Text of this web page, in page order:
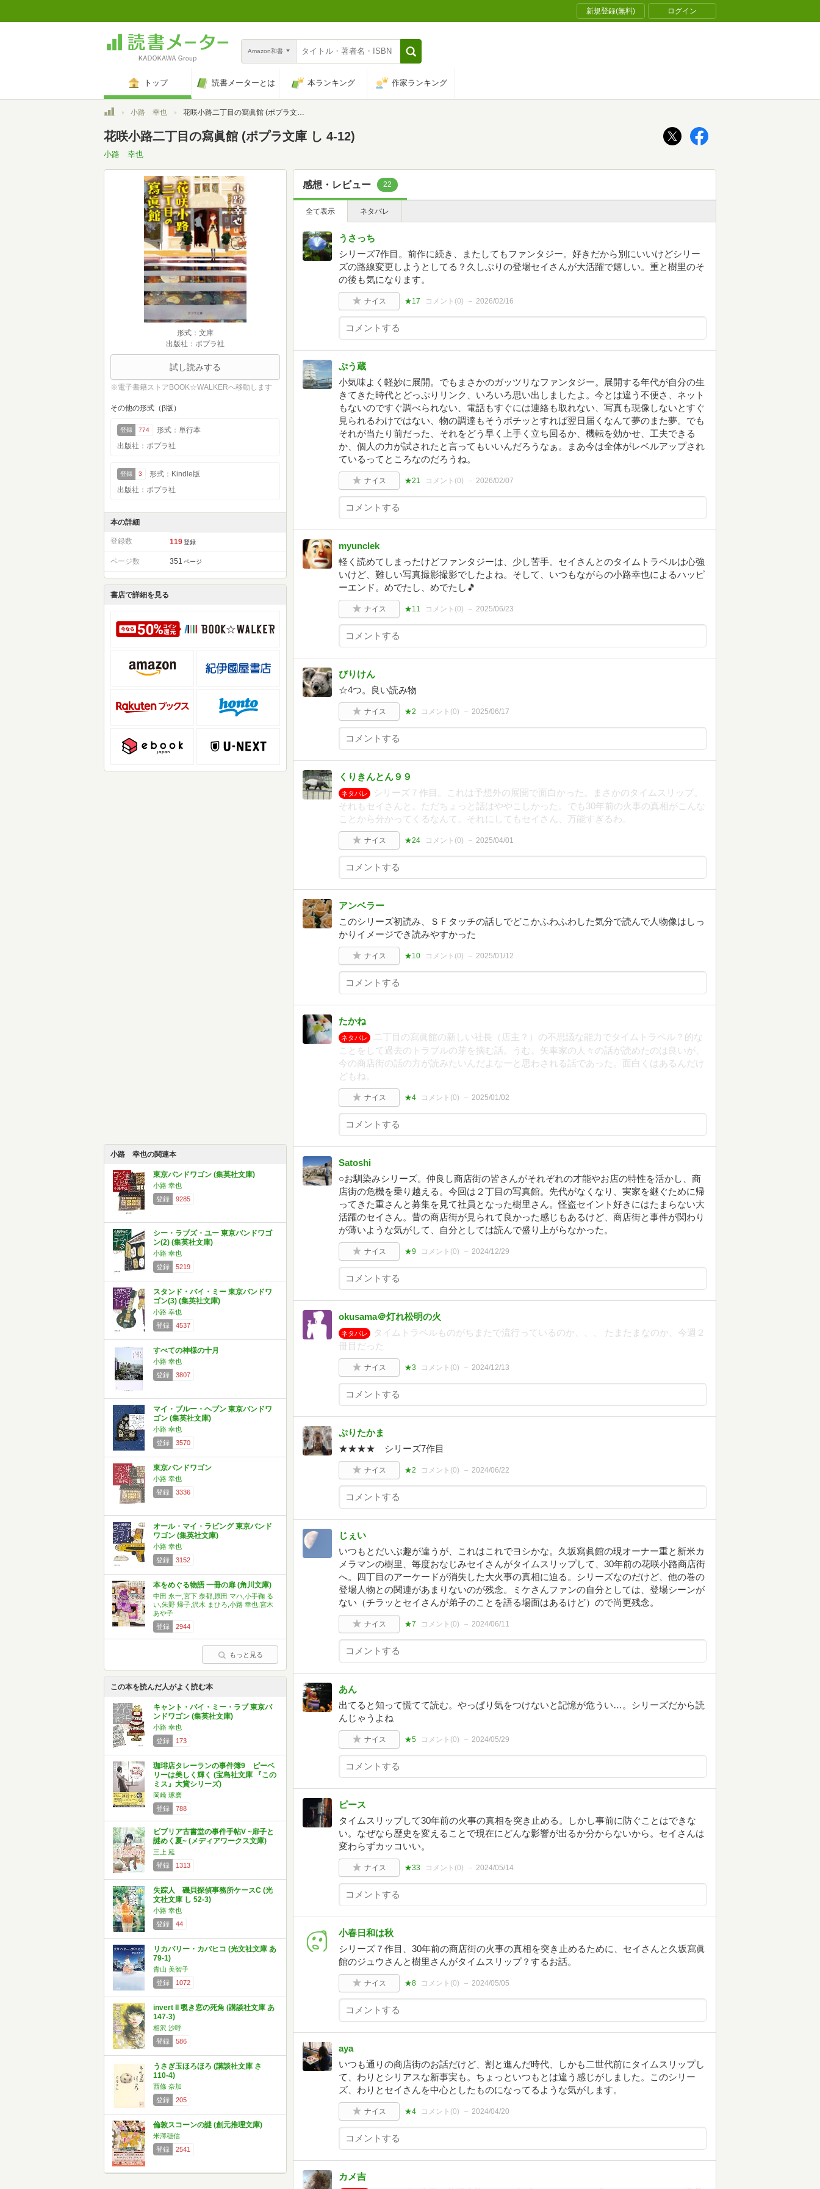
新規登録(無料) ログイン
Amazon和書
トップ 読書メーターとは 本ランキング 作家ランキング
トップ小路 幸也 花咲小路二丁目の寫眞館 (ポプラ文庫 し 4-12)
花咲小路二丁目の寫眞館 (ポプラ文庫 し 4-12)
小路 幸也
形式：文庫
出版社：ポプラ社
試し読みする
※電子書籍ストアBOOK☆WALKERへ移動します
その他の形式（β版）
登録 774
形式：単行本
出版社：ポプラ社
登録 3
形式：Kindle版
出版社：ポプラ社
本の詳細
登録数 119 登録
ページ数 351 ページ
書店で詳細を見る
小路 幸也の関連本
東京バンドワゴン (集英社文庫)
小路 幸也
登録
9285
シー・ラブズ・ユー 東京バンドワゴ
ン(2) (集英社文庫)
小路 幸也
登録
5219
スタンド・バイ・ミー 東京バンドワ
ゴン(3) (集英社文庫)
小路 幸也
登録
4537
すべての神様の十月
小路 幸也
登録
3807
マイ・ブルー・ヘブン 東京バンドワ
ゴン (集英社文庫)
小路 幸也
登録
3570
東京バンドワゴン
小路 幸也
登録
3336
オール・マイ・ラビング 東京バンド
ワゴン (集英社文庫)
小路 幸也
登録
3152
本をめぐる物語 一冊の扉 (角川文庫)
中田 永一,宮下 奈都,原田 マハ,小手鞠 る
い,朱野 帰子,沢木 まひろ,小路 幸也,宮木
あや子
登録
2944
もっと見る
この本を読んだ人がよく読む本
キャント・バイ・ミー・ラブ 東京バ
ンドワゴン (集英社文庫)
小路 幸也
登録
173
珈琲店タレーランの事件簿9 ピーベ
リーは美しく輝く (宝島社文庫 『この
ミス』大賞シリーズ)
岡崎 琢磨
登録
788
ビブリア古書堂の事件手帖V ~扉子と
謎めく夏~ (メディアワークス文庫)
三上 延
登録
1313
失踪人 磯貝探偵事務所ケースC (光
文社文庫 し 52-3)
小路 幸也
登録
44
リカバリー・カバヒコ (光文社文庫 あ
79-1)
青山 美智子
登録
1072
invert II 覗き窓の死角 (講談社文庫 あ
147-3)
相沢 沙呼
登録
586
うさぎ玉ほろほろ (講談社文庫 さ
110-4)
西條 奈加
登録
205
倫敦スコーンの謎 (創元推理文庫)
米澤穂信
登録
2541
感想・レビュー 22
全て表示 ネタバレ
うさっち
シリーズ7作目。前作に続き、またしてもファンタジー。好きだから別にいいけどシリー
ズの路線変更しようとしてる？久しぶりの登場セイさんが大活躍で嬉しい。重と樹里のそ
の後も気になります。
ナイス ★17 コメント(0) 2026/02/16
ぷう蔵
小気味よく軽妙に展開。でもまさかのガッツリなファンタジー。展開する年代が自分の生
きてきた時代とどっぷりリンク、いろいろ思い出しましたよ。今とは違う不便さ、ネット
もないのですぐ調べられない、電話もすぐには連絡も取れない、写真も現像しないとすぐ
見られるわけではない、物の調達もそうポチッとすれば翌日届くなんて夢のまた夢。でも
それが当たり前だった、それをどう早く上手く立ち回るか、機転を効かせ、工夫できる
か、個人の力が試されたと言ってもいいんだろうなぁ。まあ今は全体がレベルアップされ
ているってところなのだろうね。
ナイス ★21 コメント(0) 2026/02/07
myunclek
軽く読めてしまったけどファンタジーは、少し苦手。セイさんとのタイムトラベルは心強
いけど、難しい写真撮影撮影でしたよね。そして、いつもながらの小路幸也によるハッピ
ーエンド。めでたし、めでたし🎵
ナイス ★11 コメント(0) 2025/06/23
びりけん
☆4つ。良い読み物
ナイス ★2 コメント(0) 2025/06/17
くりきんとん９９
ネタバレ
シリーズ７作目。これは予想外の展開で面白かった。まさかのタイムスリップ。
それもセイさんと。ただちょっと話はややこしかった。でも30年前の火事の真相がこんな
ことから分かってくるなんて。それにしてもセイさん、万能すぎるわ。
ナイス ★24 コメント(0) 2025/04/01
アンベラー
このシリーズ初読み、ＳＦタッチの話しでどこかふわふわした気分で読んで人物像はしっ
かりイメージでき読みやすかった
ナイス ★10 コメント(0) 2025/01/12
たかね
ネタバレ
二丁目の寫眞館の新しい社長（店主？）の不思議な能力でタイムトラベル？的な
ことをして過去のトラブルの芽を摘む話。うむ。矢車家の人々の話が読めたのは良いが、
今の商店街の話の方が読みたいんだよなーと思わされる話であった。面白くはあるんだけ
どもね。
ナイス ★4 コメント(0) 2025/01/02
Satoshi
○お馴染みシリーズ。仲良し商店街の皆さんがそれぞれの才能やお店の特性を活かし、商
店街の危機を乗り越える。今回は２丁目の写真館。先代がなくなり、実家を継ぐために帰
ってきた重さんと募集を見て社員となった樹里さん。怪盗セイント好きにはたまらない大
活躍のセイさん。昔の商店街が見られて良かった感じもあるけど、商店街と事件が関わり
が薄いような気がして、自分としては読んで盛り上がらなかった。
ナイス ★9 コメント(0) 2024/12/29
okusama＠灯れ松明の火
ネタバレ
タイムトラベルものがちまたで流行っているのか、、、 たまたまなのか、今週２
冊目だった
ナイス ★3 コメント(0) 2024/12/13
ぷりたかま
★★★★ シリーズ7作目
ナイス ★2 コメント(0) 2024/06/22
じぇい
いつもとだいぶ趣が違うが、これはこれでヨシかな。久坂寫眞館の現オーナー重と新米カ
メラマンの樹里、毎度おなじみセイさんがタイムスリップして、30年前の花咲小路商店街
へ。四丁目のアーケードが消失した大火事の真相に迫る。シリーズなのだけど、他の巻の
登場人物との関連があまりないのが残念。ミケさんファンの自分としては、登場シーンが
ない（チラッとセイさんが弟子のことを語る場面はあるけど）ので尚更残念。
ナイス ★7 コメント(0) 2024/06/11
あん
出てると知って慌てて読む。やっぱり気をつけないと記憶が危うい…。シリーズだから読
んじゃうよね
ナイス ★5 コメント(0) 2024/05/29
ピース
タイムスリップして30年前の火事の真相を突き止める。しかし事前に防ぐことはできな
い。なぜなら歴史を変えることで現在にどんな影響が出るか分からないから。セイさんは
変わらずカッコいい。
ナイス ★33 コメント(0) 2024/05/14
小春日和は秋
シリーズ７作目、30年前の商店街の火事の真相を突き止めるために、セイさんと久坂寫眞
館のジュウさんと樹里さんがタイムスリップ？するお話。
ナイス ★8 コメント(0) 2024/05/05
aya
いつも通りの商店街のお話だけど、割と進んだ時代、しかも二世代前にタイムスリップし
て、わりとシリアスな新事実も。ちょっといつもとは違う感じがしました。このシリー
ズ、わりとセイさんを中心としたものになってるような気がします。
ナイス ★4 コメント(0) 2024/04/20
カメ吉